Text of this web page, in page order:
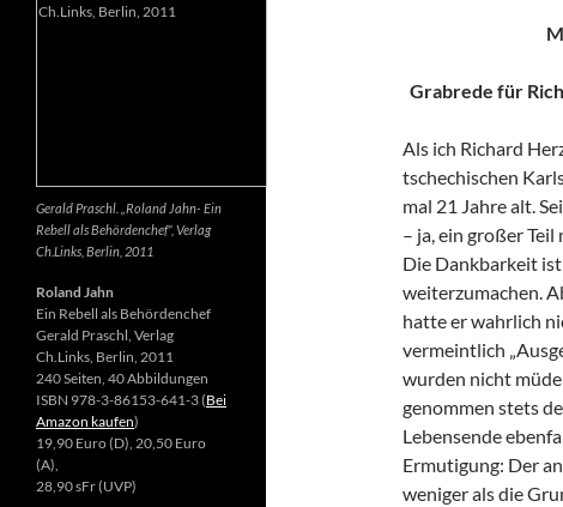
Grabrede für
Als ich Richard
tschechischen
mal 21 Jahre alt.
– ja, ein großer
Die Dankbarkeit
weiterzumachen.
hatte er wahrlich
vermeintlich
wurden nicht
genommen stets
Lebensende
Ermutigung: Der
weniger als die
Gerald Praschl. „Roland Jahn- Ein
Rebell als Behördenchef“, Verlag
Ch.Links, Berlin, 2011
Roland Jahn
Ein Rebell als Behördenchef
Gerald Praschl, Verlag
Ch.Links, Berlin, 2011
240 Seiten, 40 Abbildungen
ISBN 978-3-86153-641-3 (Bei
Amazon kaufen)
19,90 Euro (D), 20,50 Euro
(A),
28,90 sFr (UVP)